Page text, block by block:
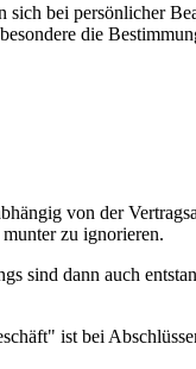
bei persönlicher
die
von der
zu ignorieren.
sind dann auch
ist bei